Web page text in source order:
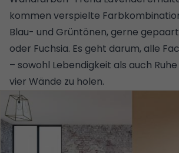
kommen verspielte
Blau- und Grüntönen, gerne
oder Fuchsia. Es geht darum, alle
– sowohl Lebendigkeit als auch
vier Wände zu holen.